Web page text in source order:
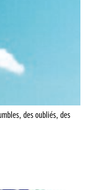
des oubliés, des